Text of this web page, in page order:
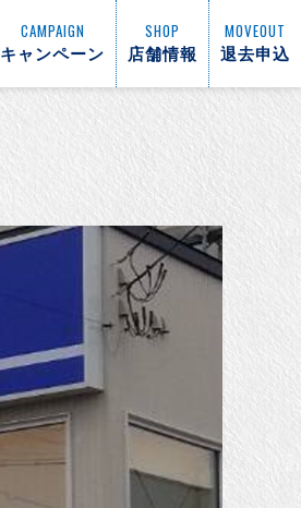
CAMPAIGN
キャンペーン
SHOP
店舗情報
MOVEOUT
退去申込